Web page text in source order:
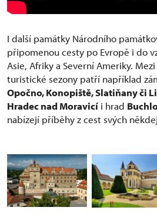
I další památky Národního
připomenou cesty po Evropě i do
Asie, Afriky a Severní Ameriky.
turistické sezony patří například
Opočno, Konopiště, Slatiňany či
Hradec nad Moravicí i hrad
nabízejí příběhy z cest svých